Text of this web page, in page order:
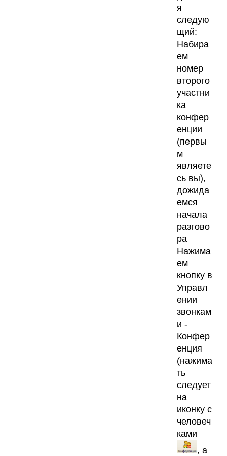
я
следую
щий:
Набира
ем
номер
второго
участни
ка
конфер
енции
(первы
м
являете
сь вы),
дожида
емся
начала
разгово
ра
Нажима
ем
кнопку в
Управл
ении
звонкам
и -
Конфер
енция
(нажима
ть
следует
на
иконку с
человеч
ками
, а